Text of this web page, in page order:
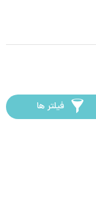
فیلتر ها